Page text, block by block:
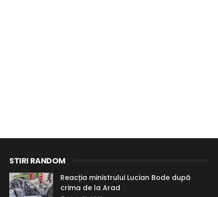
STIRI RANDOM
Reacția ministrului Lucian Bode după
crima de la Arad